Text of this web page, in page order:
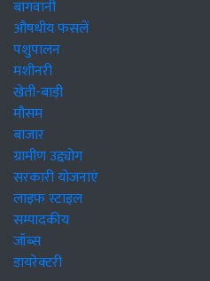
बागवानी
औषधीय फसलें
पशुपालन
मशीनरी
खेती-बाड़ी
मौसम
बाजार
ग्रामीण उद्द्योग
सरकारी योजनाएं
लाइफ स्टाइल
सम्पादकीय
जॉब्स
डायरेक्टरी